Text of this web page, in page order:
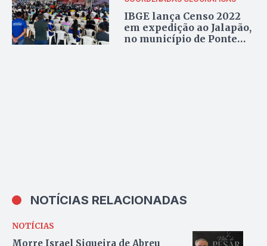
IBGE lança Censo 2022
em expedição ao Jalapão,
no município de Ponte
NOTÍCIAS RELACIONADAS
NOTÍCIAS
Morre Israel Siqueira de Abreu